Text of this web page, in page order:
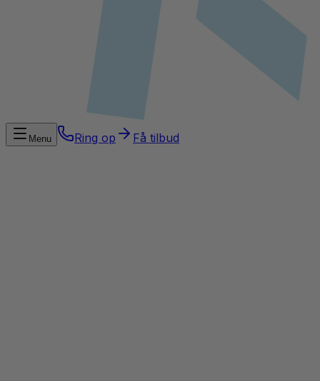
Menu Ring op Få tilbud